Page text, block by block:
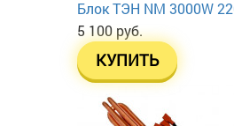
Блок ТЭН NM 3000W
5 100 руб.
КУПИТЬ